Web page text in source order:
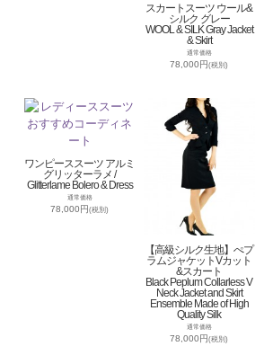
スカートスーツ ウール&
シルク グレー
WOOL & SILK Gray Jacket
& Skirt
通常価格
78,000円(税別)
ワンピーススーツ アルミ
グリッターラメ /
Glitterlame Bolero & Dress
通常価格
78,000円(税別)
【高級シルク生地】ぺプ
ラムジャケットVカット
&スカート
Black Peplum Collarless V
Neck Jacket and Skirt
Ensemble Made of High
Quality Silk
通常価格
78,000円(税別)